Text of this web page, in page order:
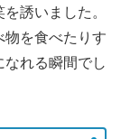
誘いました。
物を食べたりす
れる瞬間でし